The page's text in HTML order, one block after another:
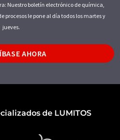
Nuestro boletín electrónico de química,
procesos le pone al día todos los martes y
jueves.
AHORA
de LUMITOS